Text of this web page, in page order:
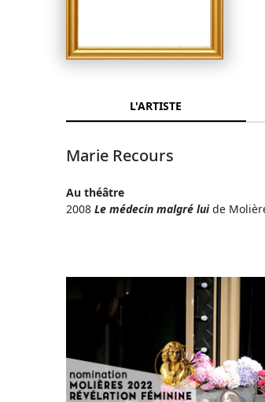
L'ARTISTE
Marie Recours
Au théâtre
2008 Le médecin malgré luide